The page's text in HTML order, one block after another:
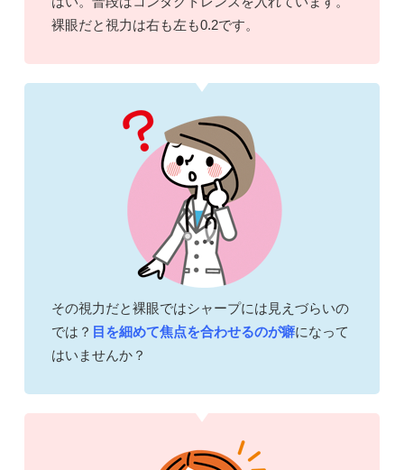
裸眼だと視力は右も左も0.2です。
その視力だと裸眼ではシャープには見えづらいの
では？ 目を細めて焦点を合わせるのが癖になって
はいませんか？